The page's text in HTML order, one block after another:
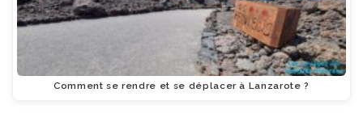
Comment se rendre et se déplacer à Lanzarote ?